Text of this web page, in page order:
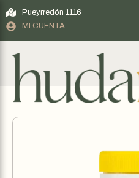
Pueyrredón 1116
MI CUENTA